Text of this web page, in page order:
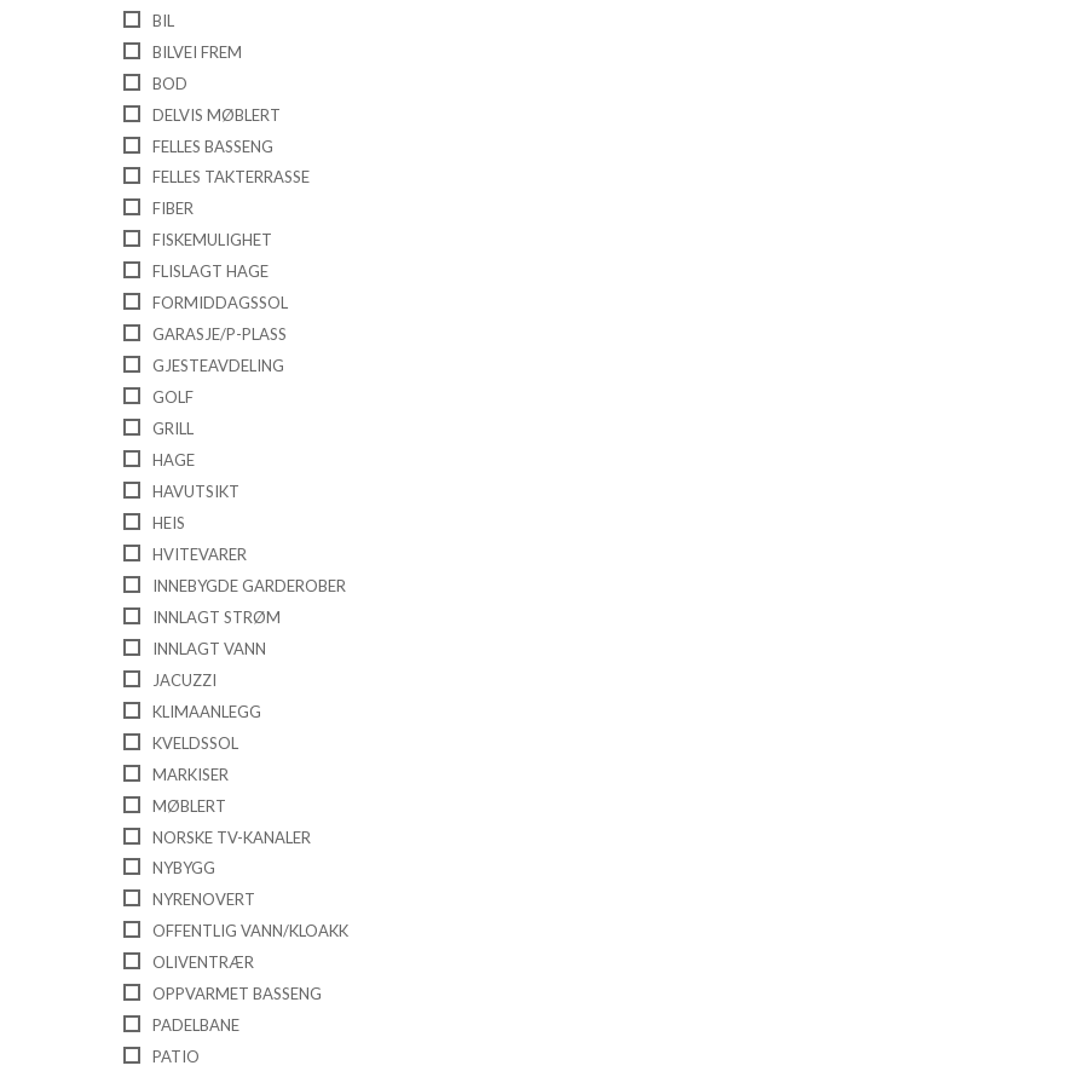
BIL
BILVEI FREM
BOD
DELVIS MØBLERT
FELLES BASSENG
FELLES TAKTERRASSE
FIBER
FISKEMULIGHET
FLISLAGT HAGE
FORMIDDAGSSOL
GARASJE/P-PLASS
GJESTEAVDELING
GOLF
GRILL
HAGE
HAVUTSIKT
HEIS
HVITEVARER
INNEBYGDE GARDEROBER
INNLAGT STRØM
INNLAGT VANN
JACUZZI
KLIMAANLEGG
KVELDSSOL
MARKISER
MØBLERT
NORSKE TV-KANALER
NYBYGG
NYRENOVERT
OFFENTLIG VANN/KLOAKK
OLIVENTRÆR
OPPVARMET BASSENG
PADELBANE
PATIO